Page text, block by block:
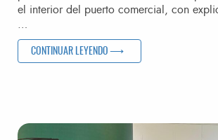
el interior del puerto comercial, con
CONTINUAR LEYENDO «VALENCIAPORT OFRECE